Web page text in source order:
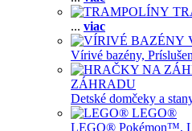
... viac
Vírivé bazény,
ZÁHRADU
Detské domčeky a
LEGO®
LEGO® Pokémon™,